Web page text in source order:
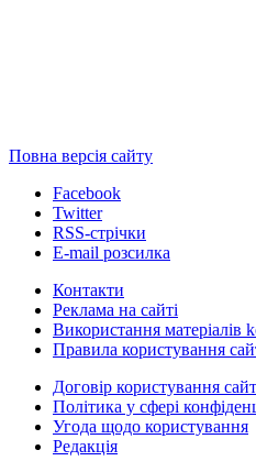
Повна версія сайту
Facebook
Twitter
RSS-стрічки
E-mail розсилка
Контакти
Реклама на сайті
Використання матеріалів
Правила користування
Договір користування
Політика у сфері
Угода щодо користування
Редакція